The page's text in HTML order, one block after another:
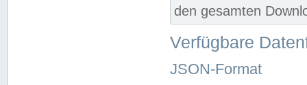
den gesamten
Verfügbare
JSON-Format